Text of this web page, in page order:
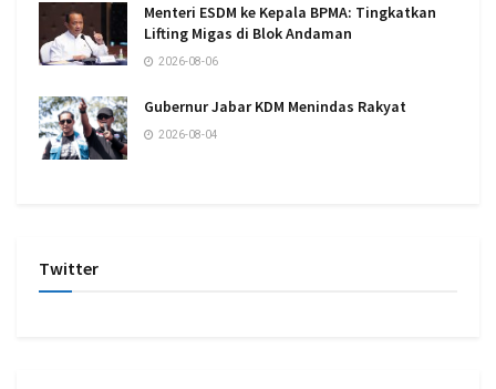
Menteri ESDM ke Kepala BPMA: Tingkatkan
Lifting Migas di Blok Andaman
2026-08-06
Gubernur Jabar KDM Menindas Rakyat
2026-08-04
Twitter